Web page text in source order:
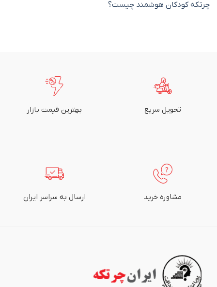
چرتکه کودکان هوشمند چیست؟
تحویل سریع بهترین قیمت بازار
مشاوره خرید ارسال به سراسر ایران